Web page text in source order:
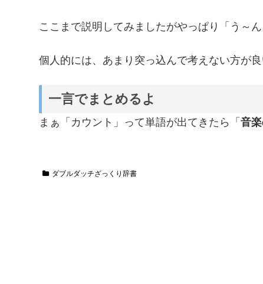
ここまで説明してみましたがやっぱり「う～
個人的には、あまり突っ込んで考えない方が良
一言でまとめるよ
まぁ「カウント」って単語が出てきたら「 音
ダブルダッチざっくり辞書